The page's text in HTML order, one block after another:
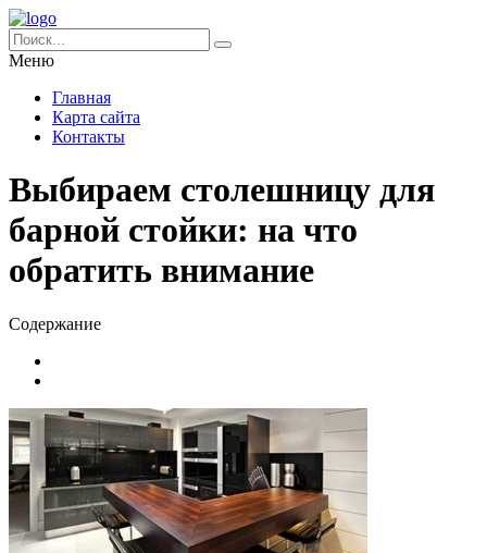
Меню
Главная
Карта сайта
Контакты
Выбираем столешницу для
барной стойки: на что
обратить внимание
Содержание